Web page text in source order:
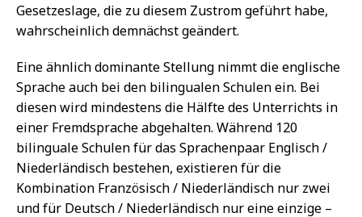
Gesetzeslage, die zu diesem Zustrom geführt habe,
wahrscheinlich demnächst geändert.
Eine ähnlich dominante Stellung nimmt die englische
Sprache auch bei den bilingualen Schulen ein. Bei
diesen wird mindestens die Hälfte des Unterrichts in
einer Fremdsprache abgehalten. Während 120
bilinguale Schulen für das Sprachenpaar Englisch /
Niederländisch bestehen, existieren für die
Kombination Französisch / Niederländisch nur zwei
und für Deutsch / Niederländisch nur eine einzige –